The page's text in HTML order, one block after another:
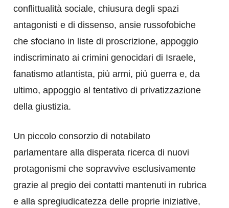
conflittualità sociale, chiusura degli spazi
antagonisti e di dissenso, ansie russofobiche
che sfociano in liste di proscrizione, appoggio
indiscriminato ai crimini genocidari di Israele,
fanatismo atlantista, più armi, più guerra e, da
ultimo, appoggio al tentativo di privatizzazione
della giustizia.
Un piccolo consorzio di notabilato
parlamentare alla disperata ricerca di nuovi
protagonismi che sopravvive esclusivamente
grazie al pregio dei contatti mantenuti in rubrica
e alla spregiudicatezza delle proprie iniziative,